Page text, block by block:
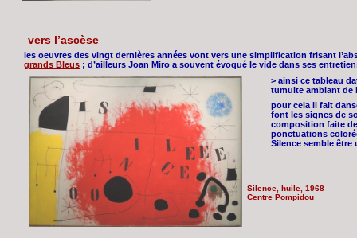
vers l’ascèse
les oeuvres des vingt dernières années vont vers une simplification frisant
grands Bleus ; d’ailleurs Joan Miro a souvent évoqué le vide dans ses
> ainsi ce tableau
tumulte ambiant de
pour cela il fait
font les signes de
composition faite
ponctuations
Silence semble
Silence, huile, 1968
Centre Pompidou